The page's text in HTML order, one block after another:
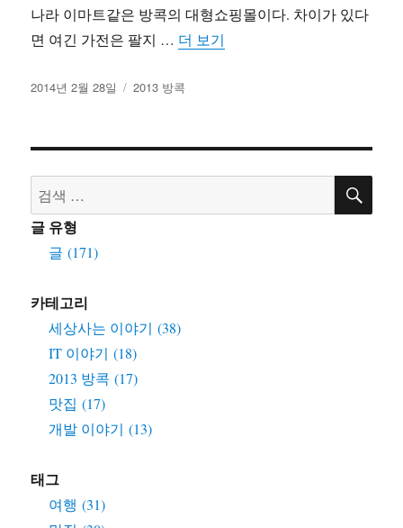
나라 이마트같은 방콕의 대형쇼핑몰이다. 차이가 있다
면 여긴 가전은 팔지 … 더 보기
작
자
2014년 2월 28일
카
리
2013 방콕
검
색:
검
글 유형
글 (171)
카테고리
세상사는 이야기 (38)
IT 이야기 (18)
2013 방콕 (17)
맛집 (17)
개발 이야기 (13)
태그
여행 (31)